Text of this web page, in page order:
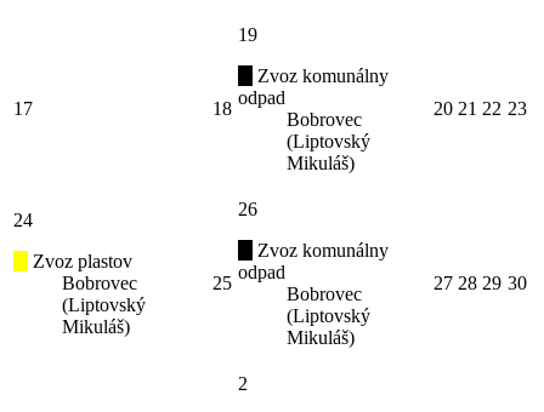
17 18
19
Zvoz komunálny
odpad
Bobrovec
(Liptovský
Mikuláš)
20 21 22 23
24
Zvoz plastov
Bobrovec
(Liptovský
Mikuláš)
25
26
Zvoz komunálny
odpad
Bobrovec
(Liptovský
Mikuláš)
27 28 29 30
2